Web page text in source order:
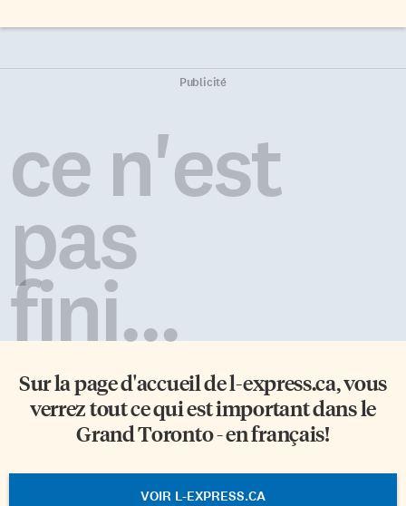
Publicité
ce n'est
pas
fini...
Sur la page d'accueil del-express.ca, vous
verrez tout ce qui est important dans le
Grand Toronto - en français!
VOIR L-EXPRESS.CA